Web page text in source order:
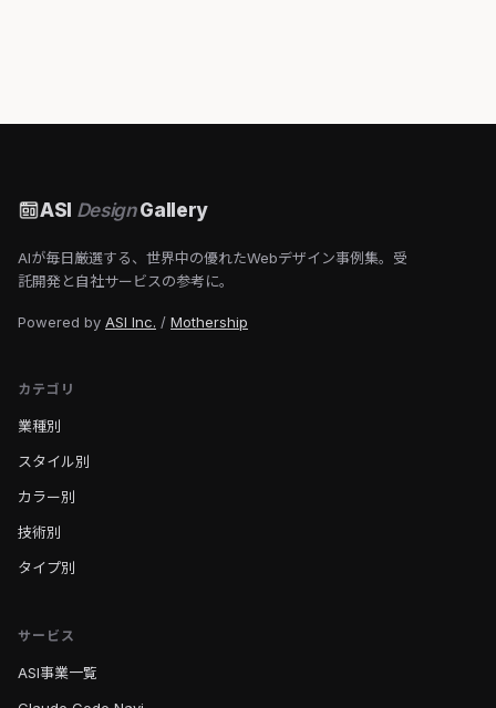
ASI DesignGallery
AIが毎日厳選する、世界中の優れたWebデザイン事例集。受
託開発と自社サービスの参考に。
Powered by ASI Inc. / Mothership
カテゴリ
業種別
スタイル別
カラー別
技術別
タイプ別
サービス
ASI事業一覧